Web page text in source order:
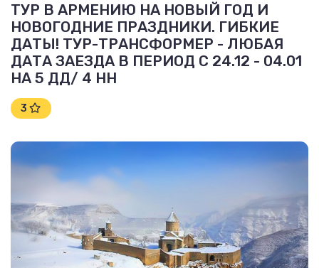
ТУР В АРМЕНИЮ НА НОВЫЙ ГОД И
НОВОГОДНИЕ ПРАЗДНИКИ. ГИБКИЕ
ДАТЫ! ТУР-ТРАНСФОРМЕР - ЛЮБАЯ
ДАТА ЗАЕЗДА В ПЕРИОД С 24.12 - 04.01
НА 5 ДД/ 4 НН
3